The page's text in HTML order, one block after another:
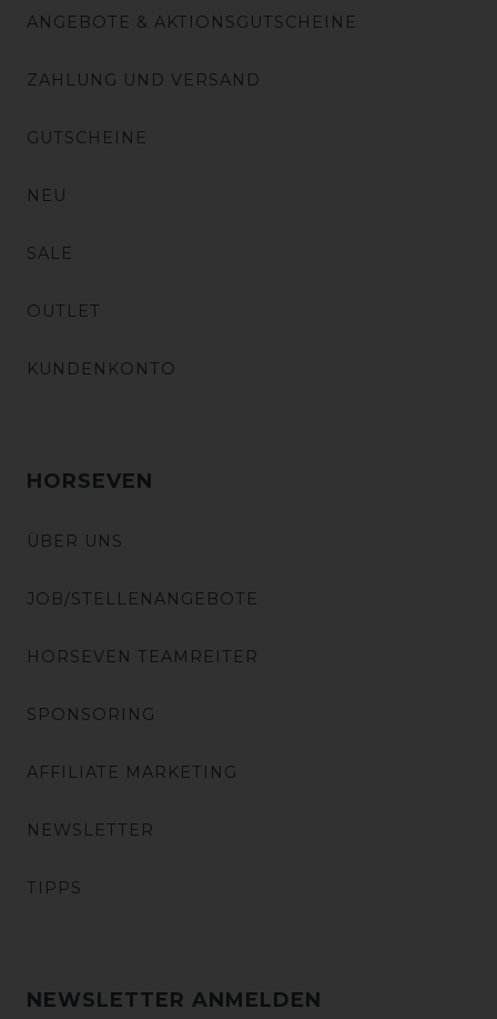
ANGEBOTE & AKTIONSGUTSCHEINE
ZAHLUNG UND VERSAND
GUTSCHEINE
NEU
SALE
OUTLET
KUNDENKONTO
HORSEVEN
ÜBER UNS
JOB/STELLENANGEBOTE
HORSEVEN TEAMREITER
SPONSORING
AFFILIATE MARKETING
NEWSLETTER
TIPPS
NEWSLETTER ANMELDEN